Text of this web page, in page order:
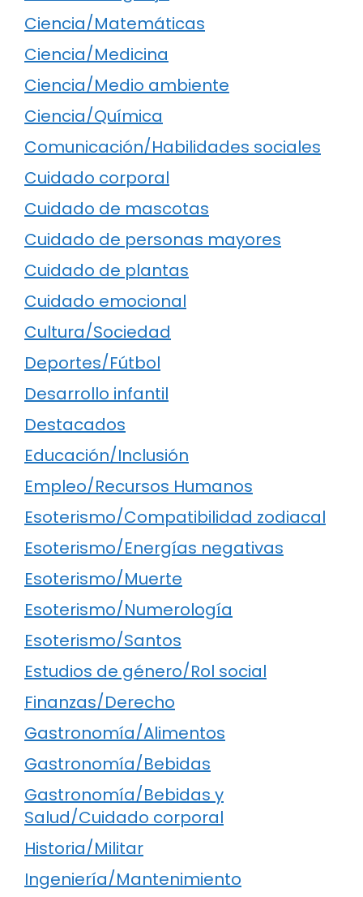
Ciencia/Matemáticas
Ciencia/Medicina
Ciencia/Medio ambiente
Ciencia/Química
Comunicación/Habilidades sociales
Cuidado corporal
Cuidado de mascotas
Cuidado de personas mayores
Cuidado de plantas
Cuidado emocional
Cultura/Sociedad
Deportes/Fútbol
Desarrollo infantil
Destacados
Educación/Inclusión
Empleo/Recursos Humanos
Esoterismo/Compatibilidad zodiacal
Esoterismo/Energías negativas
Esoterismo/Muerte
Esoterismo/Numerología
Esoterismo/Santos
Estudios de género/Rol social
Finanzas/Derecho
Gastronomía/Alimentos
Gastronomía/Bebidas
Gastronomía/Bebidas y
Salud/Cuidado corporal
Historia/Militar
Ingeniería/Mantenimiento